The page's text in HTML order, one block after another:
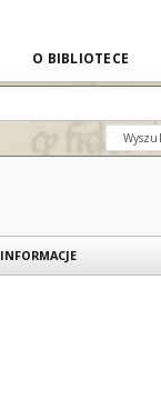
O BIBLIOTECE
INFORMACJE